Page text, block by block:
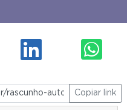
Copiar link